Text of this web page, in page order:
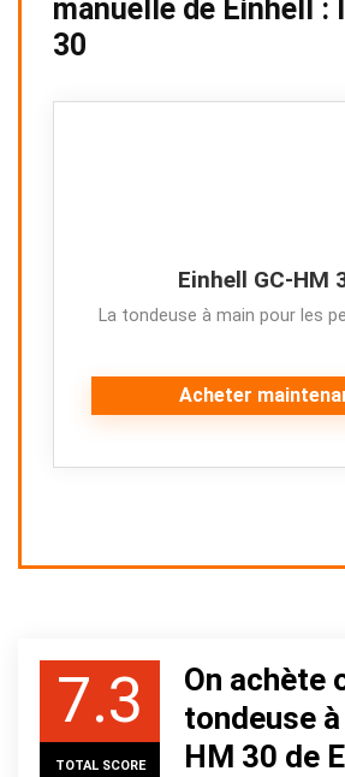
manuelle de Einhell :
30
Einhell GC-HM
La tondeuse à main pour les
Acheter
7.3
TOTAL SCORE
On achète
tondeuse à
HM 30 de